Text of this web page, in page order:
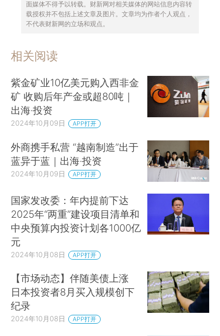
面媒体不得予以转载。财新网对相关媒体的网站信息内容转
载授权并不包括上述文章及图片。文章均为作者个人观点，
不代表财新网的立场和观点。
相关阅读
紫金矿业10亿美元购入西非金
矿 收购后年产金或超80吨｜
出海·投资
2024年10月09日 APP打开
外商携手私营 “越南制造”出于
蓝异于蓝｜出海·投资
2024年10月09日 APP打开
国家发改委：年内提前下达
2025年“两重”建设项目清单和
中央预算内投资计划各1000亿
元
2024年10月08日 APP打开
【市场动态】伴随美债上涨
日本投资者8月买入规模创下
纪录
2024年10月08日 APP打开